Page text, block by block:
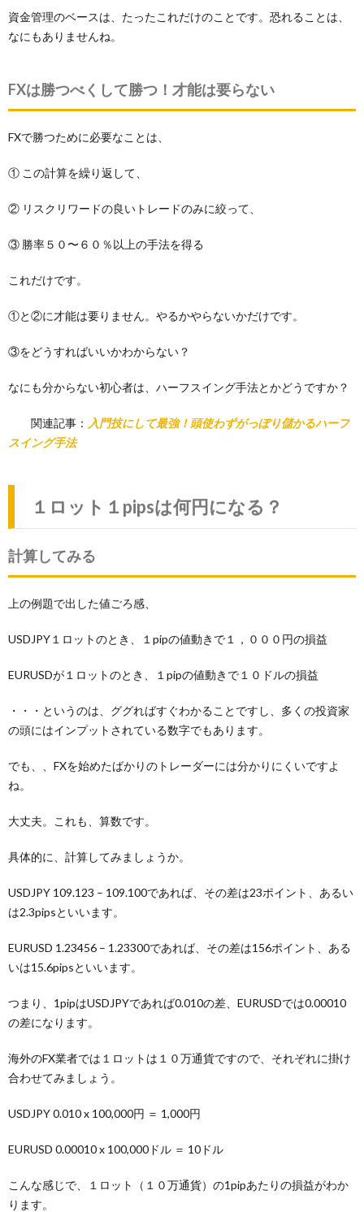
資金管理のベースは、たったこれだけのことです。恐れることは、
なにもありませんね。
FXは勝つべくして勝つ！才能は要らない
FXで勝つために必要なことは、
① この計算を繰り返して、
② リスクリワードの良いトレードのみに絞って、
③ 勝率５０〜６０％以上の手法を得る
これだけです。
①と②に才能は要りません。やるかやらないかだけです。
③をどうすればいいかわからない？
なにも分からない初心者は、ハーフスイング手法とかどうですか？
関連記事： 入門技にして最強！頭使わずがっぽり儲かるハーフ
スイング手法
１ロット１pipsは何円になる？
計算してみる
上の例題で出した値ごろ感、
USDJPY１ロットのとき、１pipの値動きで１，０００円の損益
EURUSDが１ロットのとき、１pipの値動きで１０ドルの損益
・・・というのは、ググればすぐわかることですし、多くの投資家
の頭にはインプットされている数字でもあります。
でも、、FXを始めたばかりのトレーダーには分かりにくいですよ
ね。
大丈夫。これも、算数です。
具体的に、計算してみましょうか。
USDJPY 109.123 – 109.100であれば、その差は23ポイント、あるい
は2.3pipsといいます。
EURUSD 1.23456 – 1.23300であれば、その差は156ポイント、ある
いは15.6pipsといいます。
つまり、1pipはUSDJPYであれば0.010の差、EURUSDでは0.00010
の差になります。
海外のFX業者では１ロットは１０万通貨ですので、それぞれに掛け
合わせてみましょう。
USDJPY 0.010 x 100,000円 ＝ 1,000円
EURUSD 0.00010 x 100,000ドル ＝ 10ドル
こんな感じで、１ロット（１０万通貨）の1pipあたりの損益がわか
ります。